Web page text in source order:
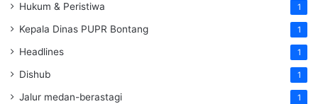
Hukum & Peristiwa 1
Kepala Dinas PUPR Bontang 1
Headlines 1
Dishub 1
Jalur medan-berastagi 1